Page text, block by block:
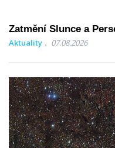
Zatmění Slunce a
Aktuality 07.08.2026